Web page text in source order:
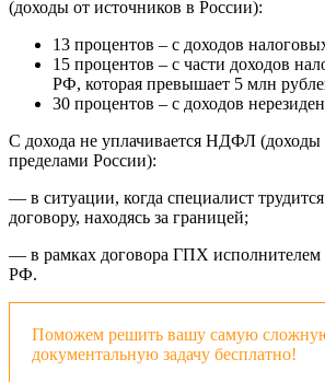
(доходы от источников в России):
13 процентов – с доходов
15 процентов – с части доходов
РФ, которая превышает 5 млн
30 процентов – с доходов
С дохода не уплачивается НДФЛ (доходы
пределами России):
— в ситуации, когда специалист
договору, находясь за границей;
— в рамках договора ГПХ исполнителем
РФ.
Поможем решить вашу самую
документальную задачу бесплатно!